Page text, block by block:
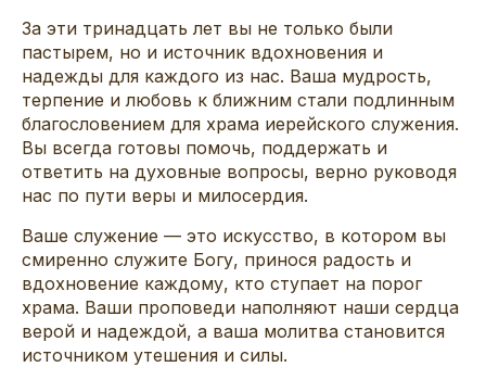
За эти тринадцать лет вы не только были
пастырем, но и источник вдохновения и
надежды для каждого из нас. Ваша мудрость,
терпение и любовь к ближним стали подлинным
благословением для храма иерейского служения.
Вы всегда готовы помочь, поддержать и
ответить на духовные вопросы, верно руководя
нас по пути веры и милосердия.
Ваше служение — это искусство, в котором вы
смиренно служите Богу, принося радость и
вдохновение каждому, кто ступает на порог
храма. Ваши проповеди наполняют наши сердца
верой и надеждой, а ваша молитва становится
источником утешения и силы.